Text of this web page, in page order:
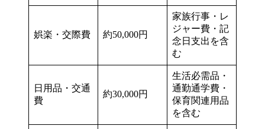
娯楽・交際費 約50,000円
家族行事・レ
ジャー費・記
念日支出を含
む
日用品・交通
費
約30,000円
生活必需品・
通勤通学費・
保育関連用品
を含む